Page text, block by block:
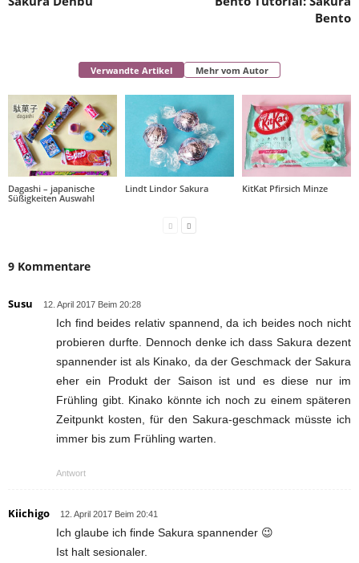
Bento
Verwandte Artikel Mehr vom Autor
Dagashi – japanische
Süßigkeiten Auswahl
Lindt Lindor Sakura KitKat Pfirsich Minze
9 Kommentare
Susu 12. April 2017 Beim 20:28
Ich find beides relativ spannend, da ich beides noch nicht
probieren durfte. Dennoch denke ich dass Sakura dezent
spannender ist als Kinako, da der Geschmack der Sakura
eher ein Produkt der Saison ist und es diese nur im
Frühling gibt. Kinako könnte ich noch zu einem späteren
Zeitpunkt kosten, für den Sakura-geschmack müsste ich
immer bis zum Frühling warten.
Antwort
Kiichigo 12. April 2017 Beim 20:41
Ich glaube ich finde Sakura spannender 😉
Ist halt sesionaler.